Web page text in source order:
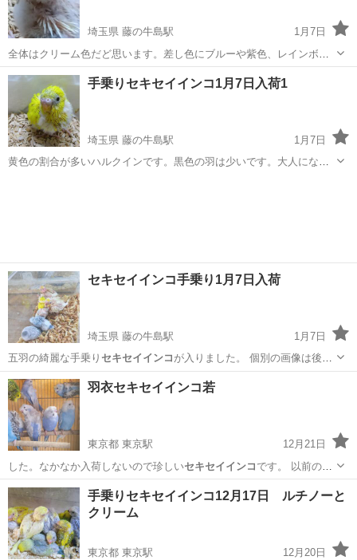
埼玉県 藤の牛島駅
1月7日
全体はクリーム色だど思います。差し色にブルーや紫色、レインボー
カラーか散らばる綺麗な配色です。
埼玉 春日部市 藤の牛島駅 ペット セキセイインコ
手乗りセキセイインコ1月7日入荷1
埼玉県 藤の牛島駅
1月7日
黄色の割合が多いハルクインです。黒色の羽は少いです。大人になっ
セキセイインコ手乗り1月7日入荷
埼玉県 藤の牛島駅
1月7日
五羽の綺麗な手乗り セキセイインコ が入りました。 個別の画像は後日
に…
埼玉 春日部市 藤の牛島駅 その他のペット
セキセイインコ
羽衣セキセイインコ若
東京都 東京駅
12月21日
した。なかなか入荷しないので珍しいセキセイインコ です。 以前のア
カウントに更新し…
東京 中央区 東京駅 その他のペット 羽衣
手乗りセキセイインコ12月17日 ルチノーと
クリーム
東京都 東京駅
12月20日